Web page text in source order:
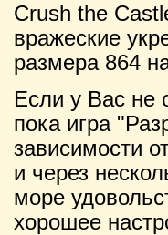
Crush the
вражеские
размера 864
Если у Вас не
пока игра
зависимости
и через
море
хорошее